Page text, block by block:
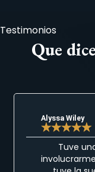
Testimonios
Que
Alyssa Wiley
★★★★★
Tuve